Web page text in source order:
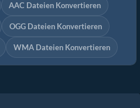
AAC Dateien Konvertieren
OGG Dateien Konvertieren
WMA Dateien Konvertieren